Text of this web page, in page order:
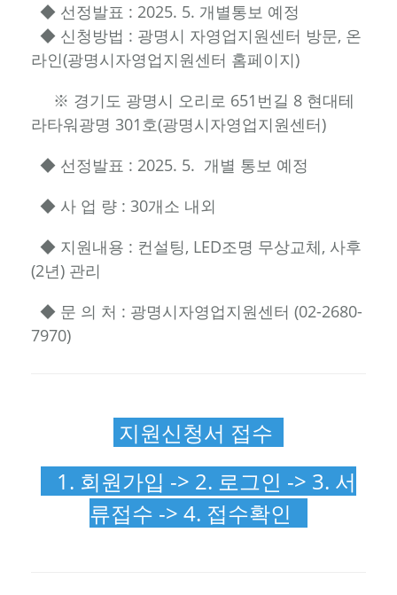
◆ 선정발표 : 2025. 5. 개별통보 예정
◆ 신청방법 : 광명시 자영업지원센터 방문, 온
라인(광명시자영업지원센터 홈페이지)
※ 경기도 광명시 오리로 651번길 8 현대테
라타워광명 301호(광명시자영업지원센터)
◆ 선정발표 : 2025. 5. 개별 통보 예정
◆ 사 업 량 : 30개소 내외
◆ 지원내용 : 컨설팅, LED조명 무상교체, 사후
(2년) 관리
◆ 문 의 처 : 광명시자영업지원센터 (02-2680-
7970)
지원신청서 접수
1. 회원가입 -> 2. 로그인 -> 3. 서
류접수 -> 4. 접수확인